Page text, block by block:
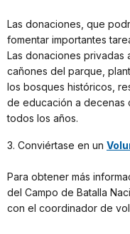
Las donaciones, que
fomentar importantes
Las donaciones privadas
cañones del parque,
los bosques históricos,
de educación a decenas
todos los años.
3. Conviértase en un
Para obtener más
del Campo de Batalla
con el coordinador de